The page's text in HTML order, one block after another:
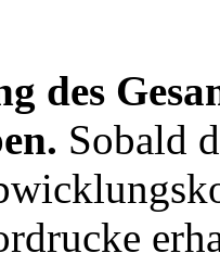
des
Sobald